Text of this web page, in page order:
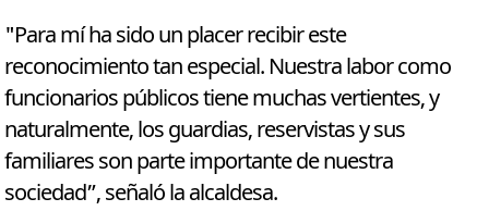
"Para mí ha sido un placer recibir este
reconocimiento tan especial. Nuestra labor como
funcionarios públicos tiene muchas vertientes, y
naturalmente, los guardias, reservistas y sus
familiares son parte importante de nuestra
sociedad”, señaló la alcaldesa.